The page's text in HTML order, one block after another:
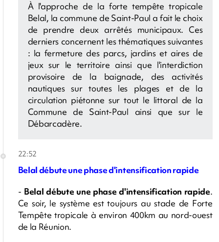
À l'approche de la forte tempête tropicale
Belal, la commune de Saint-Paul a fait le choix
de prendre deux arrêtés municipaux. Ces
derniers concernent les thématiques suivantes
: la fermeture des parcs, jardins et aires de
jeux sur le territoire ainsi que l'interdiction
provisoire de la baignade, des activités
nautiques sur toutes les plages et de la
circulation piétonne sur tout le littoral de la
Commune de Saint-Paul ainsi que sur le
Débarcadère.
22:52
Belal débute une phase d'intensification rapide
- Belal débute une phase d'intensification rapide.
Ce soir, le système est toujours au stade de Forte
Tempête tropicale à environ 400km au nord-ouest
de la Réunion.